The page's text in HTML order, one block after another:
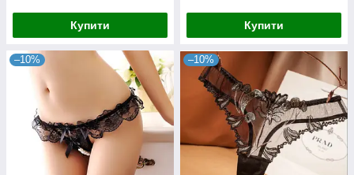
Купити Купити
–10% –10%